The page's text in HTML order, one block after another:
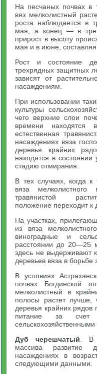
На песчаных почвах в
вяз мелколистный
роста наблюдается в
мая, а конец — в
прирост в высоту
мая и в июне,
Рост и состояние
трехрядных защитных
зависят от
насаждениям.
При использовании
культуры
чего верхние слои
времени находятся
естественная
насаждениях вяза
деревья крайних
находятся в
стадию отмирания.
В тех случаях, когда
вяза мелколистного
травянистой
положение переходит к
На участках,
из вяза
виноградные и
расстоянии до 20—25
здесь не выдерживают
деревьев вяза в борьбе
В условиях
почвах Богдинской
мелколистный в
полосы растет
деревья крайних рядов
питание за счет
сельскохозяйственными
Дуб черешчатый . В
массива развитие
насаждениях в
следующими данными.